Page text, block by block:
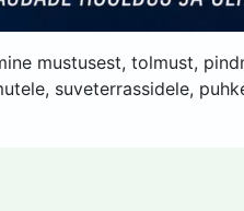
mustusest, tolmust,
suveterrassidele,